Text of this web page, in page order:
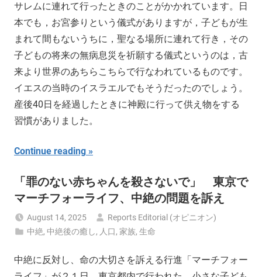
サレムに連れて行ったときのことがかかれています。日
本でも，お宮参りという儀式がありますが，子どもが生
まれて間もないうちに，聖なる場所に連れて行き，その
子どもの将来の無病息災を祈願する儀式というのは，古
来より世界のあちらこちらで行なわれているものです。
イエスの当時のイスラエルでもそうだったのでしょう。
産後40日を経過したときに神殿に行って供え物をする
習慣がありました。
Continue reading
「罪のない赤ちゃんを殺さないで」 東京で
マーチフォーライフ、中絶の問題を訴え
August 14, 2025
Reports Editorial (オピニオン)
中絶,中絶後の癒し, 人口,家族,生命
中絶に反対し、命の大切さを訴える行進「マーチフォー